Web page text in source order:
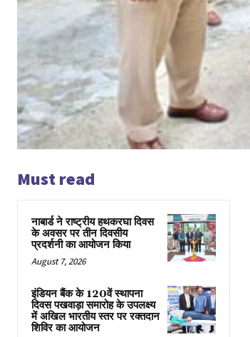
Must read
नाबार्ड ने राष्ट्रीय हथकरघा दिवस
के अवसर पर तीन दिवसीय
प्रदर्शनी का आयोजन किया
August 7, 2026
इंडियन बैंक के 120वें स्थापना
दिवस पखवाड़ा समारोह के उपलक्ष्य
में अखिल भारतीय स्तर पर रक्तदान
शिविर का आयोजन